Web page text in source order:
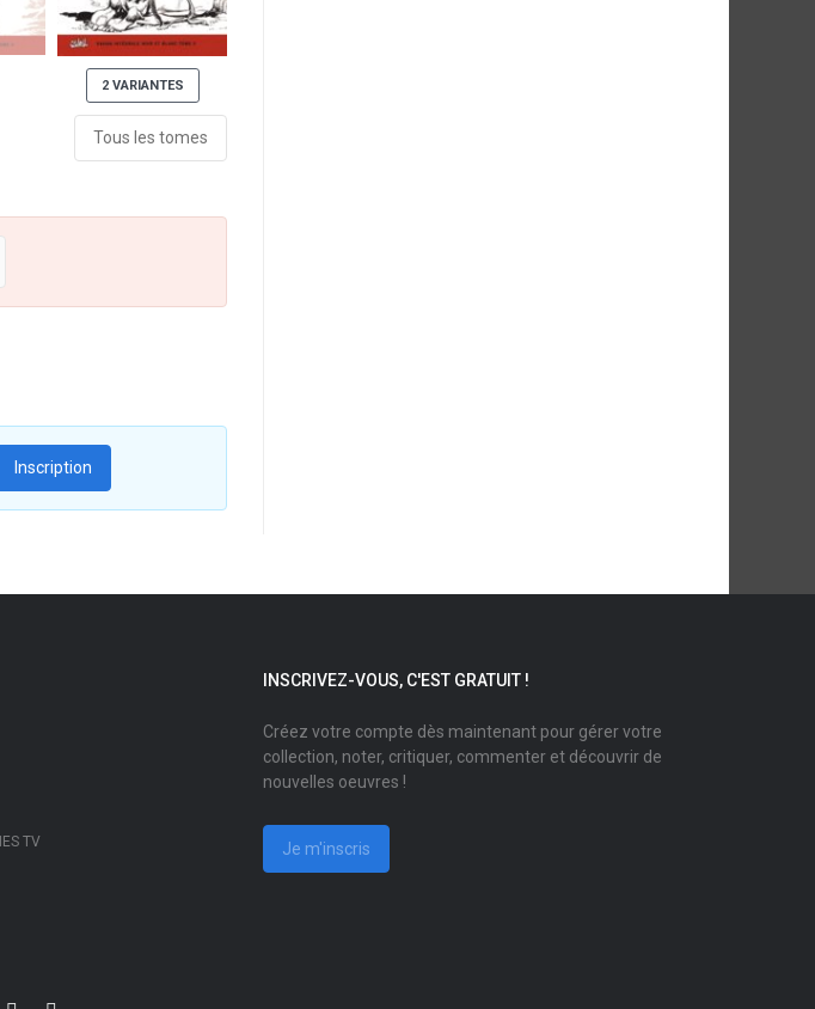
2 VARIANTES
Tous les tomes
Inscription
TV
INSCRIVEZ-VOUS, C'EST GRATUIT !
Créez votre compte dès maintenant pour gérer votre
collection, noter, critiquer, commenter et découvrir de
nouvelles oeuvres !
Je m'inscris